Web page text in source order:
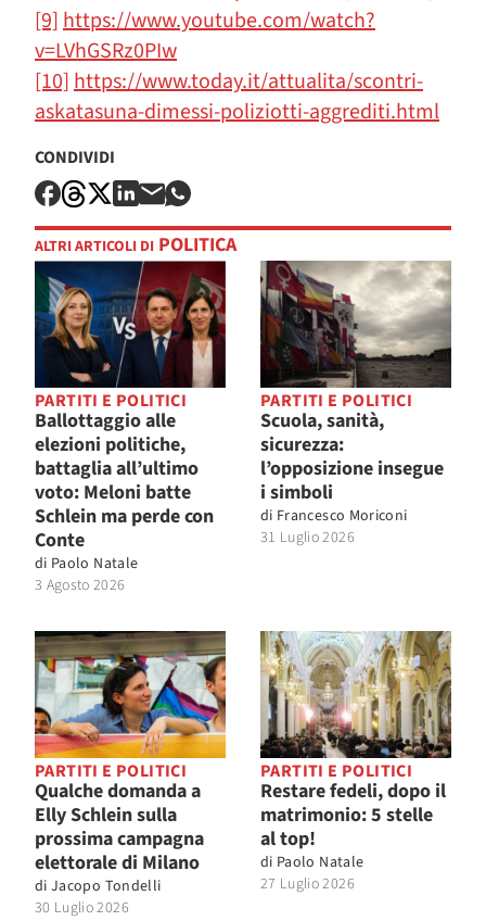
[9] https://www.youtube.com/watch?
v=LVhGSRz0PIw
[10] https://www.today.it/attualita/scontri-
askatasuna-dimessi-poliziotti-aggrediti.html
CONDIVIDI
ALTRI ARTICOLI DI POLITICA
PARTITI E POLITICI
Ballottaggio alle
elezioni politiche,
battaglia all’ultimo
voto: Meloni batte
Schlein ma perde con
Conte
di Paolo Natale
3 Agosto 2026
PARTITI E POLITICI
Scuola, sanità,
sicurezza:
l’opposizione insegue
i simboli
di Francesco Moriconi
31 Luglio 2026
PARTITI E POLITICI
Qualche domanda a
Elly Schlein sulla
prossima campagna
elettorale di Milano
di Jacopo Tondelli
30 Luglio 2026
PARTITI E POLITICI
Restare fedeli, dopo il
matrimonio: 5 stelle
al top!
di Paolo Natale
27 Luglio 2026